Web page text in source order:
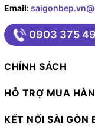
Lò nướng âm tủ
Bếp. Tự tin là đại
Email:
0903 375
CHÍNH SÁCH
HỖ TRỢ MUA
KẾT NỐI SÀI GÒN